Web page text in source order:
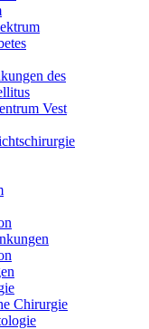
des
Vest
Chirurgie